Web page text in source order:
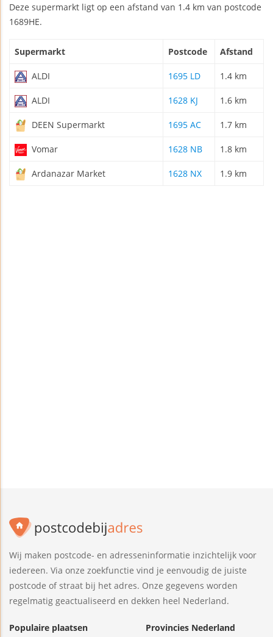
Deze supermarkt ligt op een afstand van 1.4 km van postcode
1689HE.
Supermarkt Postcode Afstand
ALDI 1695 LD 1.4 km
ALDI 1628 KJ 1.6 km
DEEN Supermarkt 1695 AC 1.7 km
Vomar 1628 NB 1.8 km
Ardanazar Market 1628 NX 1.9 km
Wij maken postcode- en adresseninformatie inzichtelijk voor
iedereen. Via onze zoekfunctie vind je eenvoudig de juiste
postcode of straat bij het adres. Onze gegevens worden
regelmatig geactualiseerd en dekken heel Nederland.
Populaire plaatsen
Provincies Nederland